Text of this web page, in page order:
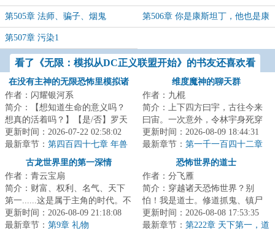
第505章 法师、骗子、烟鬼 第506章 你是康斯坦丁，他也是康
第507章 污染1
看了《无限：模拟从DC正义联盟开始》的书友还喜欢看
在没有主神的无限恐怖里模拟诸
天
作者：闪耀银河系
简介：【想知道生命的意义吗？
想真的活着吗？】【是/否】罗天
点下了是。“然后呢？”“然后我的
存款就被...
更新时间：2026-07-22 02:58:02
最新章节： 第四百四十七章 年兽
维度魔神的聊天群
作者：九棍
简介：上下四方曰宇，古往今来
曰宙。一次意外，令林宇身死穿
越，但在穿越途中，他又意外撞
上了一个刚刚孕...
更新时间：2026-08-09 18:44:31
最新章节： 第一千一百四十二章
水庸土地，速来见我！
古龙世界里的第一深情
作者：青云宝扇
简介：财富、权利、名气、天下
第一......这是属于主角的时代。不
过对方云华来说，他更喜欢坐看
主角翻雨覆...
更新时间：2026-08-09 21:18:08
最新章节： 第9章 礼物
恐怖世界的道士
作者：分飞雁
简介：穿越诸天恐怖世界？别
怕！我是道士。修道抓鬼、镇尸
降妖，斩诸天妖魔鬼怪。炼丹符
箓、仙神道果，修...
更新时间：2026-08-08 17:53:35
最新章节： 第222章 天下第一，道